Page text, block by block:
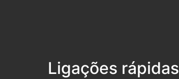
Ligações rápidas